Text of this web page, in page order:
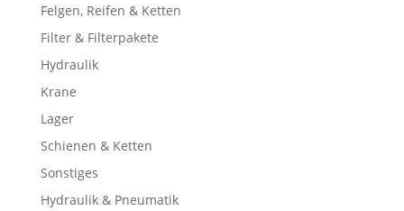
Felgen, Reifen & Ketten
Filter & Filterpakete
Hydraulik
Krane
Lager
Schienen & Ketten
Sonstiges
Hydraulik & Pneumatik